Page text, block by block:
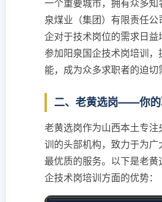
一个重要城市，拥有众多知
泉煤业（集团）有限责任公
企对于技术岗位的需求日益
参加阳泉国企技术岗培训，
能，成为众多求职者的迫切
二、老黄选岗——你的
老黄选岗作为山西本土专注
训的头部机构，致力于为广
最优质的服务。以下是老黄
企技术岗培训方面的优势：